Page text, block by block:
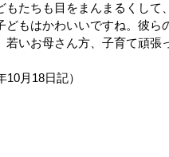
もたちも目をまんまるくして
もはかわいいですね。彼ら
若いお母さん方、子育て頑張
10月18日記）